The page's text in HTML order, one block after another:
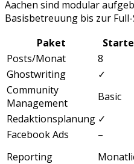
Aachen sind modular
Basisbetreuung bis zur
Paket
Posts/Monat
8
Ghostwriting
✓
Community
Management
Basic
Redaktionsplanung ✓
Facebook Ads
–
Reporting